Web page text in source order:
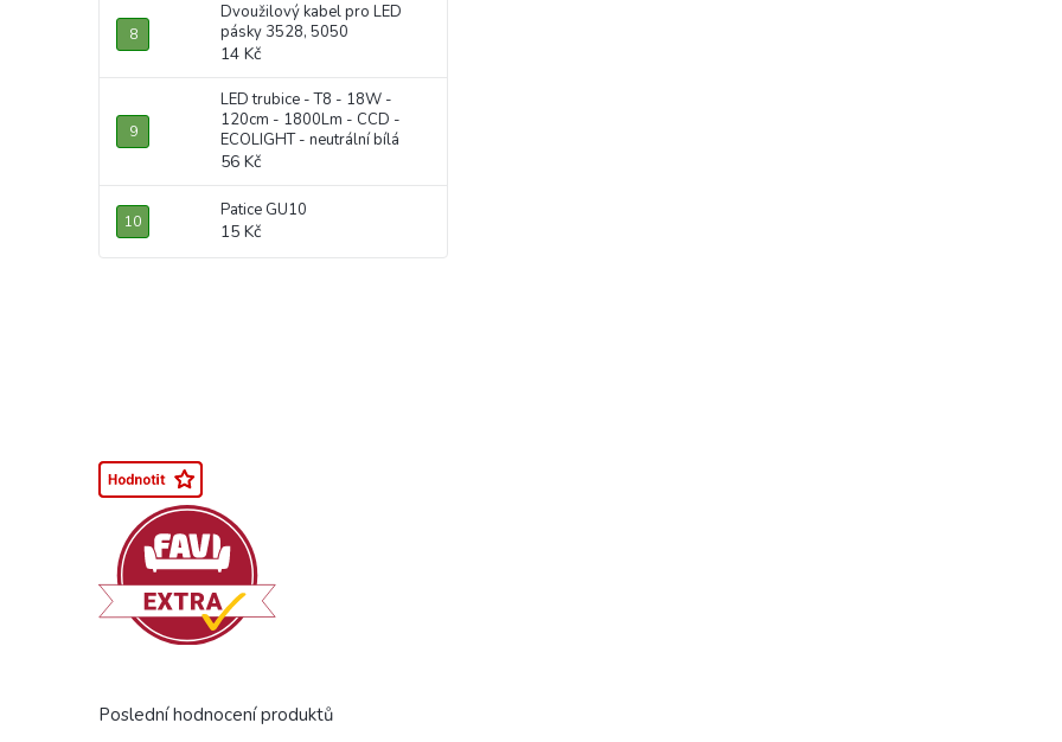
Dvoužilový kabel pro LED
pásky 3528, 5050
14 Kč
LED trubice - T8 - 18W -
120cm - 1800Lm - CCD -
ECOLIGHT - neutrální bílá
56 Kč
Patice GU10
15 Kč
Poslední hodnocení produktů